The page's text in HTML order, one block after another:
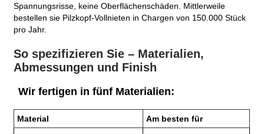
Spannungsrisse, keine Oberflächenschäden. Mittlerweile
bestellen sie Pilzkopf-Vollnieten in Chargen von 150.000 Stück
pro Jahr.
So spezifizieren Sie – Materialien,
Abmessungen und Finish
Wir fertigen in fünf Materialien:
Material
Am besten für